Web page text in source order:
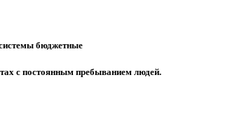
бюджетные
с постоянным пребыванием людей.